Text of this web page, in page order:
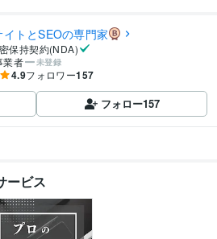
トとSEOの専門家
保持契約(NDA)
業者
未登録
4.9フォロワー157
フォロー157
ービス